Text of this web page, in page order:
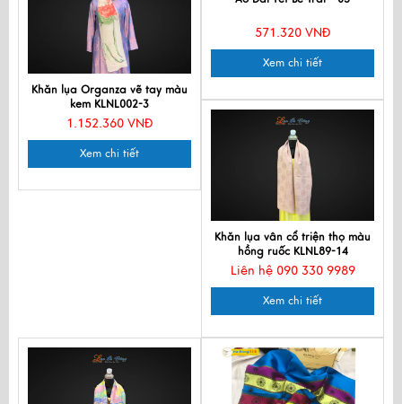
Khăn lụa Organza vẽ tay màu
kem KLNL002-3
1.152.360 VNĐ
Xem chi tiết
571.320 VNĐ
Xem chi tiết
Khăn lụa vân cổ triện thọ màu
hồng ruốc KLNL89-14
Liên hệ 090 330 9989
Xem chi tiết